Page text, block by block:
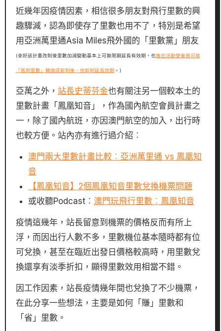
近幾年因疫情因素，相信很多朋友對飛行里數的興
趣驟減，認為即使存了里數也用不了，特別是希望
用亞洲萬里通Asia Miles飛外國的「里數黨」朋友
(幸好該計畫改制後里數加減變動基本上可無限期延長有效期，也推出活動使會員可將
「舊制里數」轉換成新制後，依新制延長效期 。)
亞萬之外， 站長史蒂芬金也有關注另一個較本土的
里數計畫「鳳凰知音」，作為國內航空會員計畫之
一，除了國內航班，亦因澳門航空的加入，出行時
也較方便。站內亦有進行過介紹︰
澳門兩大里數計畫比較︰亞洲萬里通 vs 鳳凰知
音
【鳳凰知音】2個鳳凰知音里數兌換機票問題
或收聽Podcast︰澳門玩飛行里數︰鳳凰知音
疫情這幾年，站長留意到機票的價格反而有所上
浮，而因出行人數不多，里數機位基本隨時都有位
可兌換，甚至在臨近出發日價格較高時，用里數兌
換還享有淡季折扣，顯得里數效用相當不錯。
因工作因素，站長疫情幾年間也兌換了不少機票，
在此分享一些想法，主要是如何「賺」里數和
「省」里數。